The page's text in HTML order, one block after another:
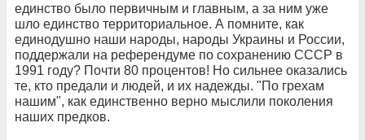
единство было первичным и главным, а за ним уже
шло единство территориальное. А помните, как
единодушно наши народы, народы Украины и России,
поддержали на референдуме по сохранению СССР в
1991 году? Почти 80 процентов! Но сильнее оказались
те, кто предали и людей, и их надежды. "По грехам
нашим", как единственно верно мыслили поколения
наших предков.